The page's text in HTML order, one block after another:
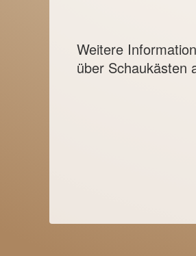
Weitere
über Schaukästen